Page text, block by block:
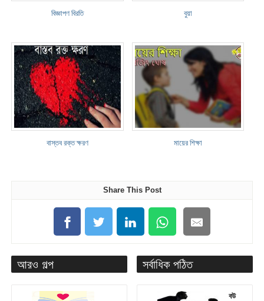
বিজ্ঞাপণ বিরতি বুয়া
বাস্তব রক্ত ক্ষরণ মায়ের শিক্ষা
Share This Post
আরও গল্প সর্বাধিক পঠিত
বউ